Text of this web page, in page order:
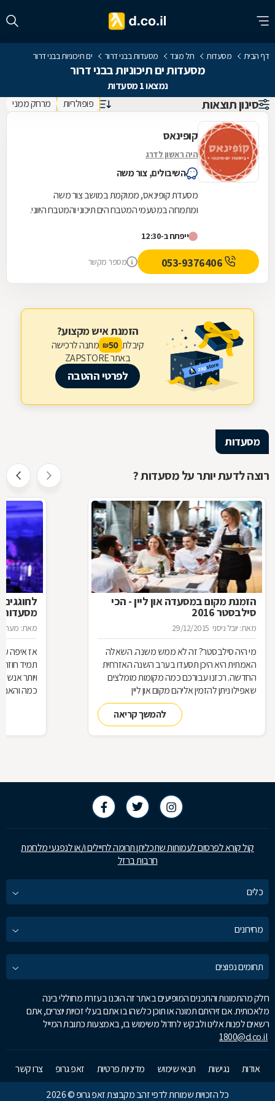
דף הבית מסעדות תל מונד מסעדות בבני דרור ים תיכוניות בבני דרור
מסעדות ים תיכוניות בבני דרור
נמצאו 1 מסעדות
סינון תוצאות פופולריות מרחק ממני
קופינאס
היה ראשון לדרג
השיבולים, צור משה
מסעדת קופינאס, ממוקמת במושב צור משה
ומתמחה במטעמי המטבח הים תיכוני והמטבח היווני.
עשירים וצבעוניים...
ייפתח ב-12:30
מספר מקשר
הזמנת איש מקצוע?
קיבלת 50
₪ מתנה לרכישה
באתר ZAPSTORE
לפרטי ההטבה
מסעדות
רוצה לדעת יותר על מסעדות ?
הזמנת מקום במסעדה און ליין - הכי
סילבסטר 2016
מאת: יובל ניסני 29/12/2015
מי היה סילבסטר? זה לא ממש משנה. השאלה
האמתית היא היכן תסעדו בערב השנה האזרחית
החדשה. רכזנו עבורכם כמה מקומות מומלצים
שאפילו ניתן להזמין אליהם מקום און ליין
להמשך קריאה
מסעדות
מאת:
אז איפה
תמיד
ויותר
כמה והאם
קול קורא לפרסום לעמותות שתכליתן תרומה לחיילים ו/או לנפגעי מלחמת
חרבות ברזל
כלים
מחירונים
תחומים נפוצים
חלק מהתמונות והתכנים המופיעים באתר זה הוכנו בעזרת מחוללי בינה
מלאכותית. אם זיהיתם תמונה או תוכן כלשהו בו אתם בעלי זכויות יוצרים, אתם
רשאים לפנות אלינו ולבקש לחדול משימוש בו, באמצעות כתובת המייל
1800@d.co.il
אודות נגישות תנאי שימוש מדיניות פרטיות זאפ גרופ
צרו קשר
כל הזכויות שמורות לדפי זהב מקבוצת זאפ גרופ © 2026